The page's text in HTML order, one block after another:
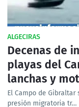
ALGECIRAS
Decenas de
playas del
lanchas y
El Campo de
presión migratoria tr…